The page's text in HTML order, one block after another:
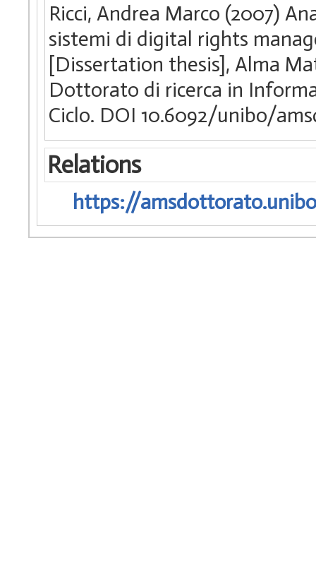
Ricci, Andrea Marco (2007)
sistemi di digital rights
[Dissertation thesis], Alma
Dottorato di ricerca in
Ciclo. DOI 10.6092/unibo/
Relations
https://